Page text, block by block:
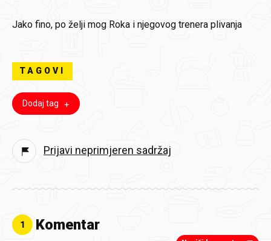
Jako fino, po želji mog Roka i njegovog trenera plivanja
TAGOVI
Dodaj tag
Prijavi neprimjeren sadržaj
1 Komentar